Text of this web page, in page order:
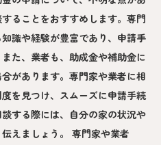
ることをおすすめします。専門
識や経験が豊富であり、申請手
た、業者も、助成金や補助金に
があります。専門家や業者に相
を見つけ、スムーズに申請手続
する際には、自分の家の状況や
えましょう。 専門家や業者